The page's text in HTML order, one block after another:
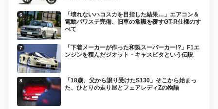
「壊れないハコスカを目指した結果…」エアコン＆
電動パワステ完備、旧車の常識を覆すGT-R仕様のす
べて
「下着メーカーが作った和製スーパーカー!?」F1エ
ンジンを積んだジオット・キャスピタという伝説
「18歳、父から譲り受けたS130」そこから始まっ
た、ひとりの走り屋とフェアレディZの物語